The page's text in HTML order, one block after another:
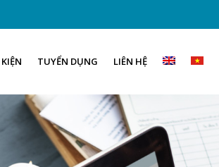
TUYỂN DỤNG LIÊN HỆ